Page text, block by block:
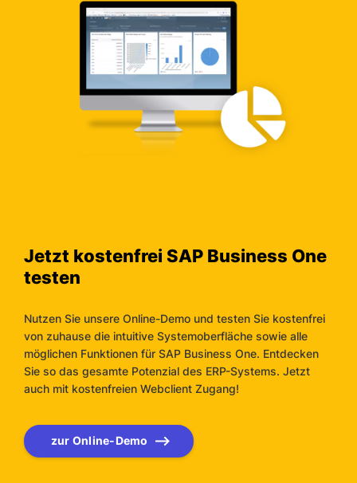
Jetzt kostenfrei SAP Business One
testen
Nutzen Sie unsere Online-Demo und testen Sie kostenfrei
von zuhause die intuitive Systemoberfläche sowie alle
möglichen Funktionen für SAP Business One. Entdecken
Sie so das gesamte Potenzial des ERP-Systems. Jetzt
auch mit kostenfreien Webclient Zugang!
zur Online-Demo